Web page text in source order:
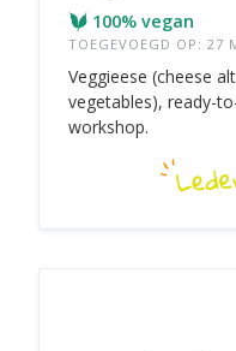
100% vegan
TOEGEVOEGD OP: 27
Veggieese (cheese
vegetables), ready-
workshop.